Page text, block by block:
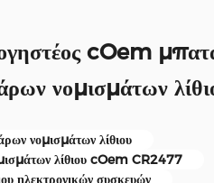
cOem
νομισμάτων
νομισμάτων λίθιου
λίθιου cOem CR2477
ηλεκτρονικών συσκευών